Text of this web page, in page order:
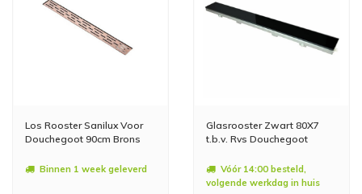
Los Rooster Sanilux Voor
Douchegoot 90cm Brons
Binnen 1 week geleverd
Glasrooster Zwart 80X7
t.b.v. Rvs Douchegoot
Vóór 14:00 besteld,
volgende werkdag in huis